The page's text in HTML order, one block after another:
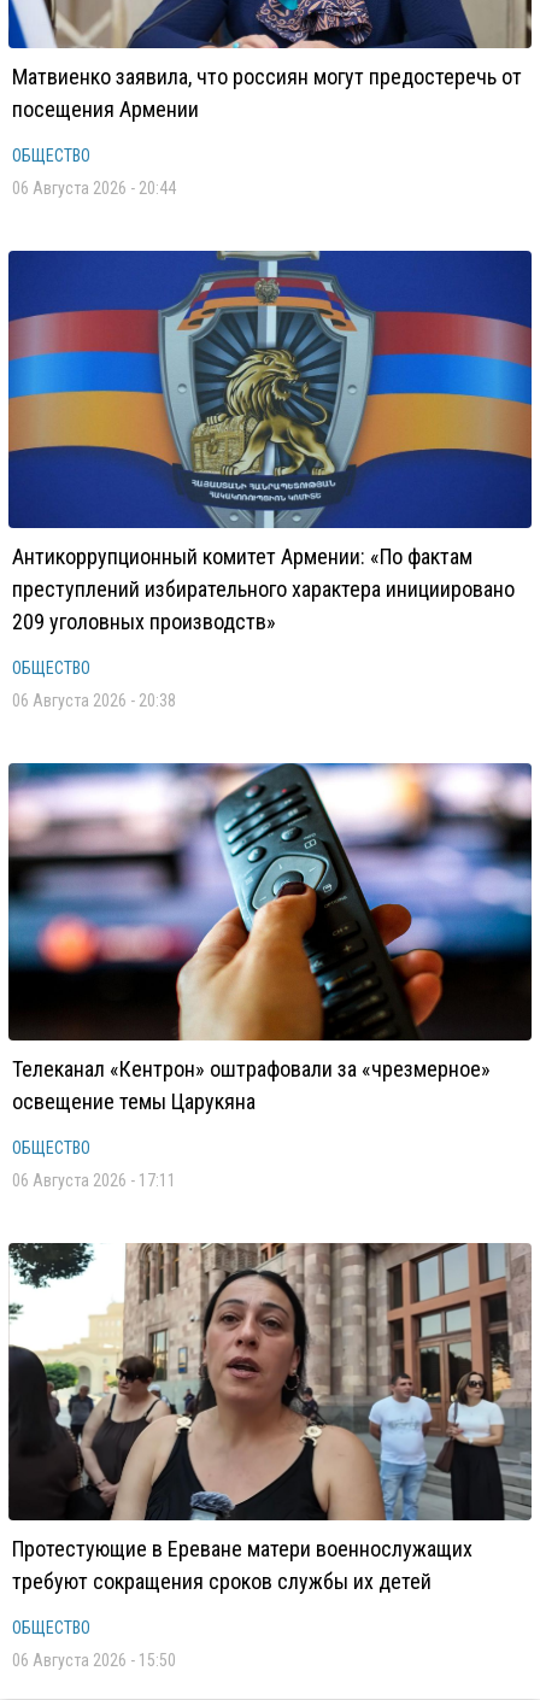
Матвиенко заявила, что россиян могут предостеречь от
посещения Армении
ОБЩЕСТВО
06 Августа 2026 - 20:44
Антикоррупционный комитет Армении: «По фактам
преступлений избирательного характера инициировано
209 уголовных производств»
ОБЩЕСТВО
06 Августа 2026 - 20:38
Телеканал «Кентрон» оштрафовали за «чрезмерное»
освещение темы Царукяна
ОБЩЕСТВО
06 Августа 2026 - 17:11
Протестующие в Ереване матери военнослужащих
требуют сокращения сроков службы их детей
ОБЩЕСТВО
06 Августа 2026 - 15:50